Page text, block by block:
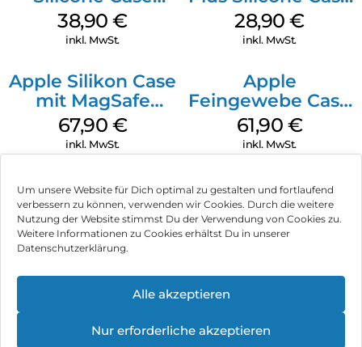
Um unsere Website für Dich optimal zu gestalten und fortlaufend
verbessern zu können, verwenden wir Cookies. Durch die weitere
Nutzung der Website stimmst Du der Verwendung von Cookies zu.
Weitere Informationen zu Cookies erhältst Du in unserer
Datenschutzerklärung.
Alle akzeptieren
Nur erforderliche akzeptieren
MagSafe
Ultramarine
38,90€
inkl. MwSt.
MagSafe Black
28,90€
inkl. MwSt.
Apple Silikon Case
mit MagSafe
iPhone 14 Pro
(PRODUCT)RED
67,90 €
inkl. MwSt.
Apple
Feingewebe Case
iPhone 15 Pro
MagSafe Schwarz
61,90 €
inkl. MwSt.
Impressum